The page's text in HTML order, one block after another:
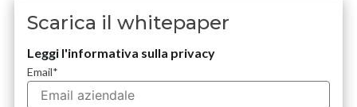
Scarica il whitepaper
Leggi l'informativa sulla privacy
Email*